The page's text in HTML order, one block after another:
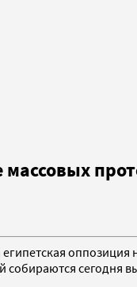
массовых
собираются сегодня